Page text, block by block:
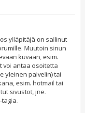
ylläpitäjä on sallinut
Muutoin sinun
kuvaan, esim.
voi antaa osoitetta
yleinen palvelin) tai
esim. hotmail tai
sivustot, jne.